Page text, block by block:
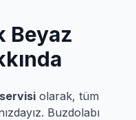
Beyaz
olarak, tüm
Buzdolabı